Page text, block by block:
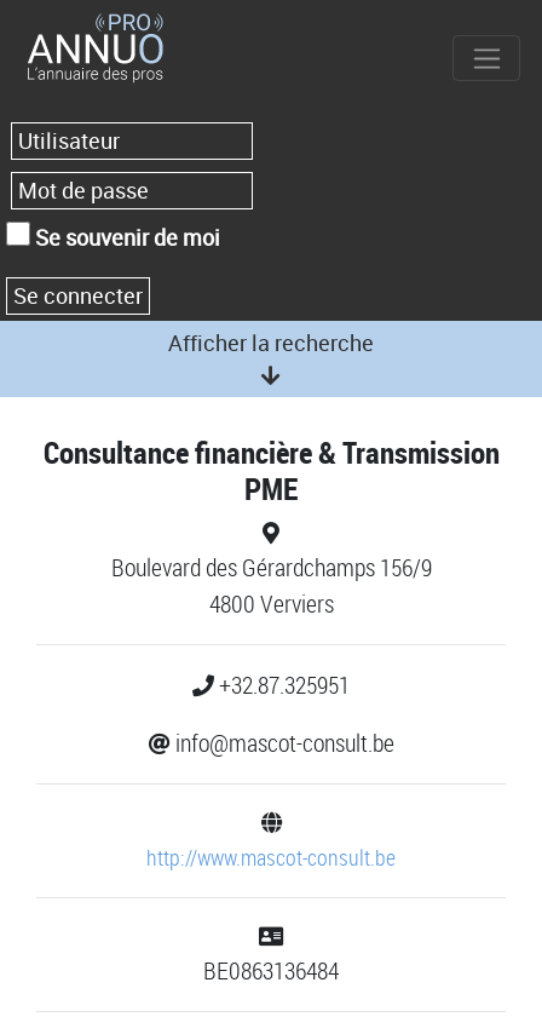
Se souvenir de moi
Afficher la recherche
Consultance financière & Transmission
PME
Boulevard des Gérardchamps 156/9
4800 Verviers
+32.87.325951
info@mascot-consult.be
http://www.mascot-consult.be
BE0863136484